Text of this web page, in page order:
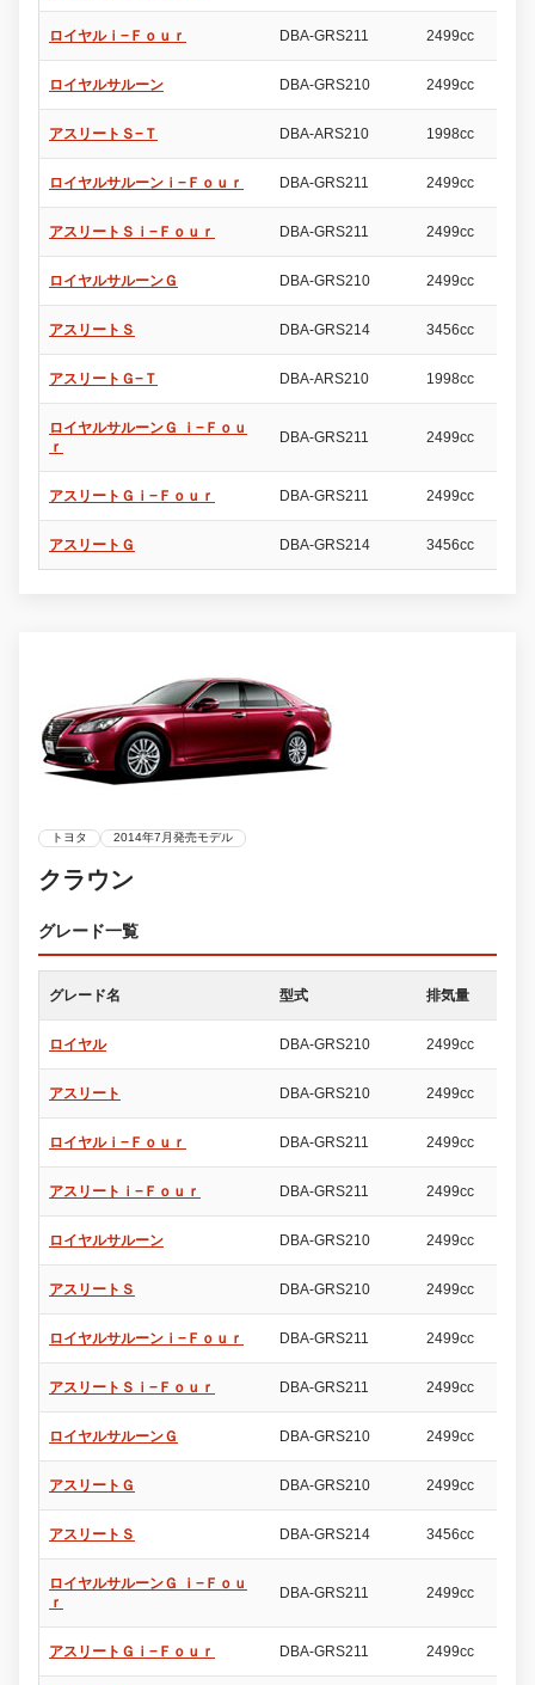
ロイヤルｉ−Ｆｏｕｒ DBA-GRS211 2499cc
ロイヤルサルーン DBA-GRS210 2499cc
アスリートＳ−Ｔ DBA-ARS210 1998cc
ロイヤルサルーンｉ−Ｆｏｕｒ DBA-GRS211 2499cc
アスリートＳｉ−Ｆｏｕｒ DBA-GRS211 2499cc
ロイヤルサルーンＧ DBA-GRS210 2499cc
アスリートＳ DBA-GRS214 3456cc
アスリートＧ−Ｔ DBA-ARS210 1998cc
ロイヤルサルーンＧ ｉ−Ｆｏｕ
ｒ
DBA-GRS211 2499cc
アスリートＧｉ−Ｆｏｕｒ DBA-GRS211 2499cc
アスリートＧ DBA-GRS214 3456cc
トヨタ 2014年7月発売モデル
クラウン
グレード一覧
グレード名 型式 排気量
ロイヤル DBA-GRS210 2499cc
アスリート DBA-GRS210 2499cc
ロイヤルｉ−Ｆｏｕｒ DBA-GRS211 2499cc
アスリートｉ−Ｆｏｕｒ DBA-GRS211 2499cc
ロイヤルサルーン DBA-GRS210 2499cc
アスリートＳ DBA-GRS210 2499cc
ロイヤルサルーンｉ−Ｆｏｕｒ DBA-GRS211 2499cc
アスリートＳｉ−Ｆｏｕｒ DBA-GRS211 2499cc
ロイヤルサルーンＧ DBA-GRS210 2499cc
アスリートＧ DBA-GRS210 2499cc
アスリートＳ DBA-GRS214 3456cc
ロイヤルサルーンＧ ｉ−Ｆｏｕ
ｒ
DBA-GRS211 2499cc
アスリートＧｉ−Ｆｏｕｒ DBA-GRS211 2499cc